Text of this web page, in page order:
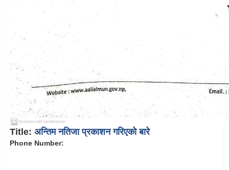
Title: अन्तिम नतिजा प्रकाशन गरिएको बारे
Phone Number: